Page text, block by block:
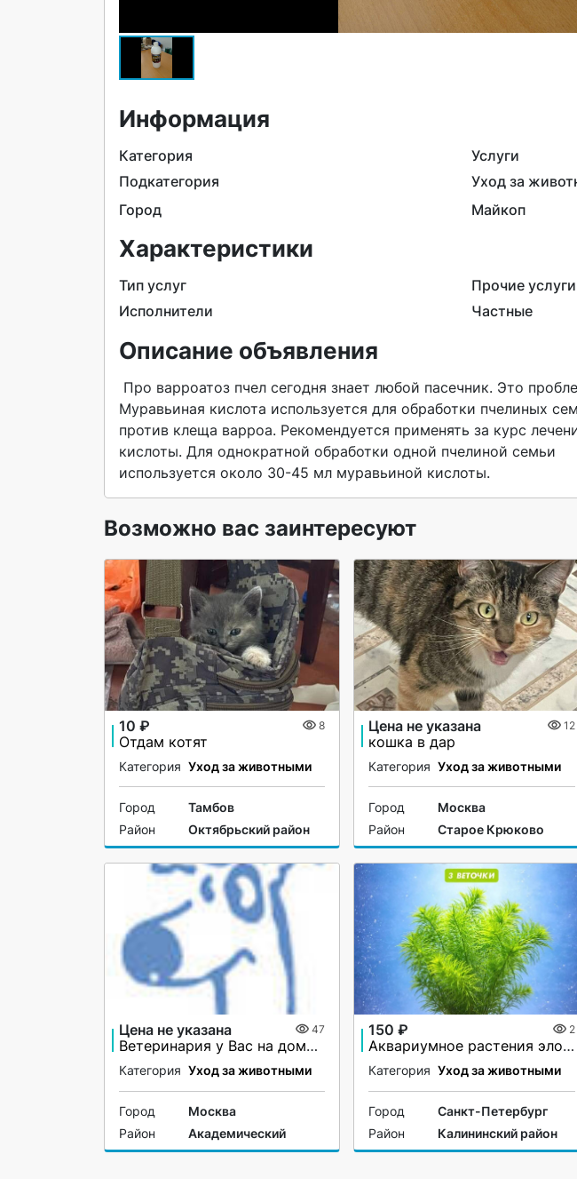
Информация
Категория
Услуги
Подкатегория
Уход за
Город
Майкоп
Характеристики
Тип услуг
Прочие
Исполнители
Частные
Описание объявления
Муравьиная кислота используется для обработки пчелиных
против клеща варроа. Рекомендуется применять за курс
кислоты. Для однократной обработки одной пчелиной семьи
используется около 30-45 мл муравьиной кислоты.
Возможно вас заинтересуют
10 ₽ 8
Отдам котят
Категория Уход за животными
Город
Тамбов
Район
Октябрьский район
Цена не указана 12
кошка в дар
Категория Уход за животными
Город
Москва
Район
Старое Крюково
Цена не указана 47
Ветеринария у Вас на дому по вызову
Категория Уход за животными
Город
Москва
Район
Академический
150 ₽ 2
Аквариумное растения элодея
Категория Уход за животными
Город
Санкт-Петербург
Район
Калининский район